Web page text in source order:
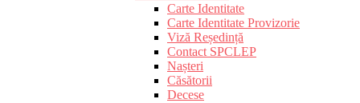
Carte Identitate
Carte Identitate Provizorie
Viză Reședință
Contact SPCLEP
Nașteri
Căsătorii
Decese